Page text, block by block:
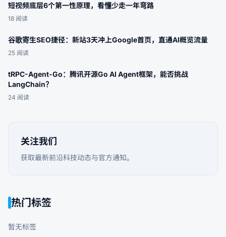
短视频底层6个第一性原理，看懂少走一年弯路
18 阅读
谷歌寄生SEO捷径：新站3天冲上Google首页，直通AI概览流量
25 阅读
tRPC-Agent-Go：腾讯开源Go AI Agent框架，能否挑战
LangChain？
24 阅读
关注我们
获取最新前沿科技动态与官方通知。
热门标签
暂无标签